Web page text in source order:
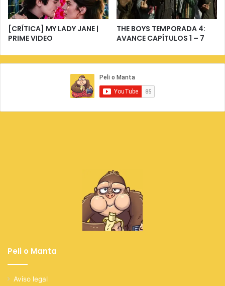
[CRÍTICA] MY LADY JANE |
PRIME VIDEO
THE BOYS TEMPORADA 4:
AVANCE CAPÍTULOS 1 – 7
Peli o Manta
Aviso legal